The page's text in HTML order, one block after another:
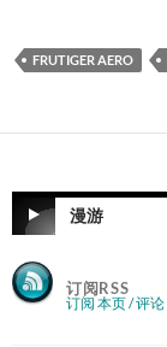
FRUTIGER AERO
漫游
订阅RSS
订阅 本页 / 评论